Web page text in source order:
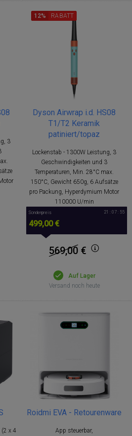
3
Dyson Airwrap i.d. HS08
T1/T2 Keramik
patiniert/topaz
Lockenstab - 1300W Leistung, 3
Geschwindigkeiten und 3
Temperaturen, Min. 28°C max.
150°C, Gewicht 650g, 6 Aufsätze
pro Packung, Hyperdymium Motor
110000 U/min
12% RABATT
Sonderpreis
499,00 €
21 : 07 : 54
569,00 €
Auf Lager
Versand noch heute
x 4
Roidmi EVA - Retourenware
App steuerbar,